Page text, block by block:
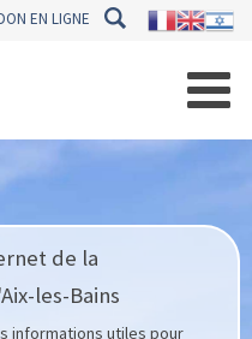
EN LIGNE
de la
les-Bains
informations utiles pour